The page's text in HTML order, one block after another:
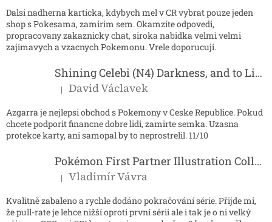
Dalsi nadherna karticka, kdybych mel v CR vybrat pouze jeden
shop s Pokesama, zamirim sem. Okamzite odpovedi,
propracovany zakaznicky chat, siroka nabidka velmi velmi
zajimavych a vzacnych Pokemonu. Vrele doporucuji.
Shining Celebi (N4) Darkness, and to Light...
Hodnocení produktu je 5 z 5 hvězdiček.
| David Václavek
Azgarra je nejlepsi obchod s Pokemony v Ceske Republice. Pokud
chcete podporit financne dobre lidi, zamirte semka. Uzasna
protekce karty, ani samopal by to neprostrelil. 11/10
Pokémon First Partner Illustration Collection - Series 2
Hodnocení produktu je 5 z 5 hvězdiček.
| Vladimír Vávra
Kvalitně zabaleno a rychle dodáno pokračování série. Přijde mi,
že pull-rate je lehce nižší oproti první sérii ale i tak je o ni velký